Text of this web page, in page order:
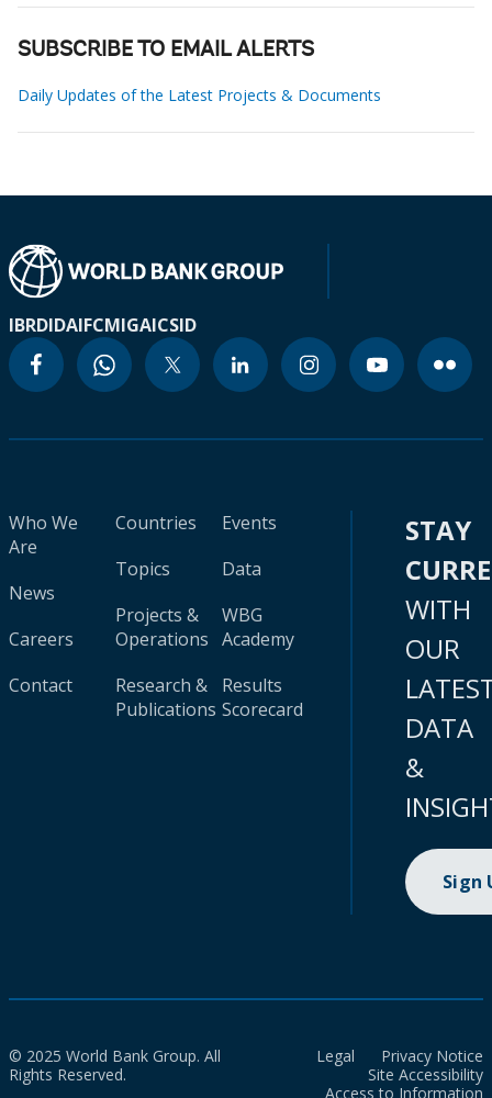
SUBSCRIBE TO EMAIL ALERTS
Daily Updates of the Latest Projects & Documents
IBRDIDAIFCMIGAICSID
Who We
Are
News
Careers
Contact
Countries
Topics
Projects &
Operations
Research &
Publications
Events
Data
WBG
Academy
Results
Scorecard
STAY
WITH
OUR
DATA
&
Sign
© 2025 World Bank Group. All
Rights Reserved.
Legal
Privacy Notice
Site Accessibility
Access to Information